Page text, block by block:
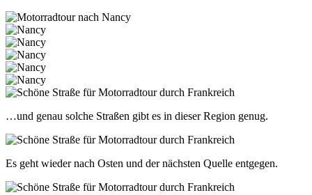
…und genau solche Straßen gibt es in dieser Region genug.
Es geht wieder nach Osten und der nächsten Quelle entgegen.